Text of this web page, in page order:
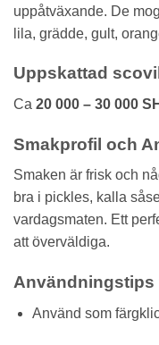
uppåtväxande. De
lila, grädde, gult,
Uppskattad
Ca 20 000 – 30 000
Smakprofil och
Smaken är frisk och
bra i pickles, kalla
vardagsmaten. Ett
att överväldiga.
Användningstips
Använd som